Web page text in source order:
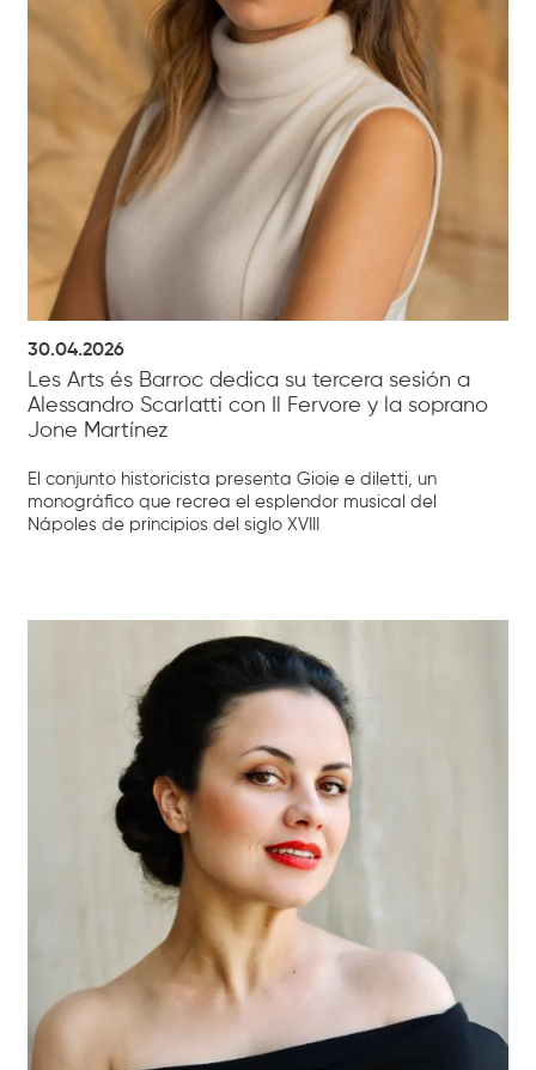
30.04.2026
Les Arts és Barroc dedica su tercera sesión a
Alessandro Scarlatti con Il Fervore y la soprano
Jone Martínez
El conjunto historicista presenta Gioie e diletti, un
monográfico que recrea el esplendor musical del
Nápoles de principios del siglo XVIII